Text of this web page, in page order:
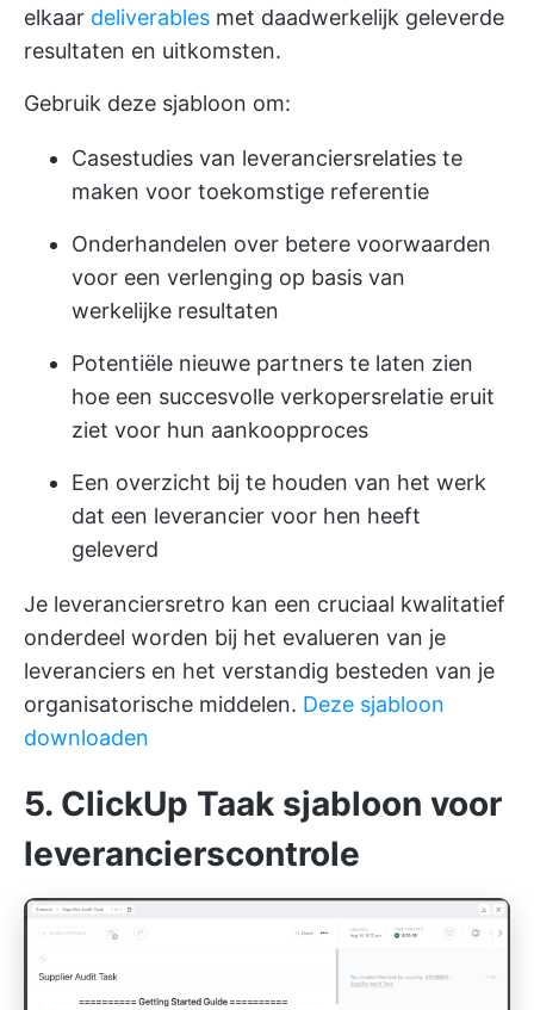
elkaar deliverables met daadwerkelijk geleverde
resultaten en uitkomsten.
Gebruik deze sjabloon om:
Casestudies van leveranciersrelaties te
maken voor toekomstige referentie
Onderhandelen over betere voorwaarden
voor een verlenging op basis van
werkelijke resultaten
Potentiële nieuwe partners te laten zien
hoe een succesvolle verkopersrelatie eruit
ziet voor hun aankoopproces
Een overzicht bij te houden van het werk
dat een leverancier voor hen heeft
geleverd
Je leveranciersretro kan een cruciaal kwalitatief
onderdeel worden bij het evalueren van je
leveranciers en het verstandig besteden van je
organisatorische middelen. Deze sjabloon
downloaden
5. ClickUp Taak sjabloon voor
leverancierscontrole